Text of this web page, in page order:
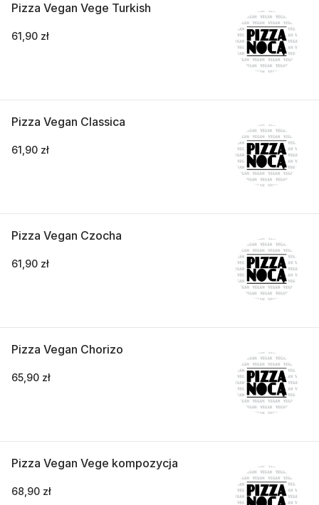
Pizza Vegan Vege Turkish
61,90 zł
Pizza Vegan Classica
61,90 zł
Pizza Vegan Czocha
61,90 zł
Pizza Vegan Chorizo
65,90 zł
Pizza Vegan Vege kompozycja
68,90 zł